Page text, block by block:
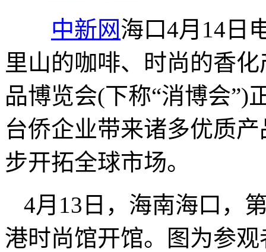
中新网海口4月14日
里山的咖啡、时尚的香
品博览会(下称“消博会”)
台侨企业带来诸多优质
步开拓全球市场。
4月13日，海南海口，
港时尚馆开馆。图为参